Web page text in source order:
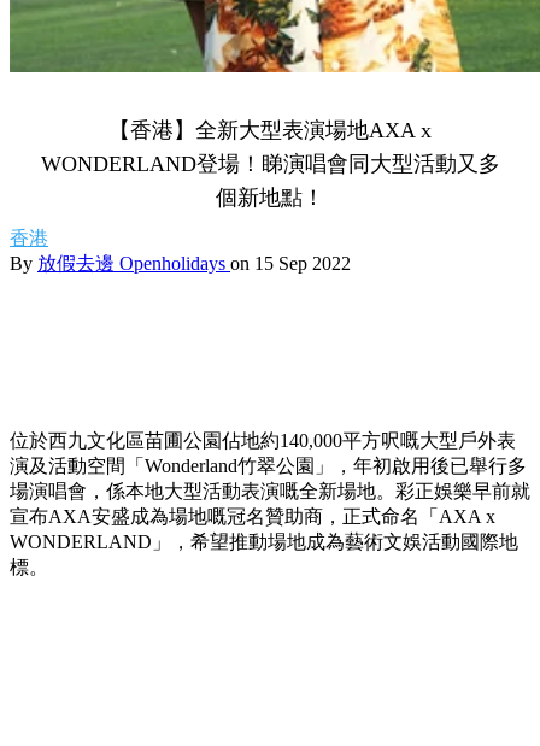
【香港】全新大型表演場地AXA x
WONDERLAND登場！睇演唱會同大型活動又多
個新地點！
香港
By 放假去邊 Openholidays on 15 Sep 2022
位於西九文化區苗圃公園佔地約140,000平方呎嘅大型戶外表
演及活動空間「Wonderland竹翠公園」，年初啟用後已舉行多
場演唱會，係本地大型活動表演嘅全新場地。彩正娛樂早前就
宣布AXA安盛成為場地嘅冠名贊助商，正式命名「AXA x
WONDERLAND」，希望推動場地成為藝術文娛活動國際地
標。